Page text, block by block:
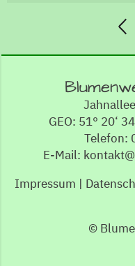
GEO: 51° 20‘
Telefon:
E-Mail:
Impressum |
©